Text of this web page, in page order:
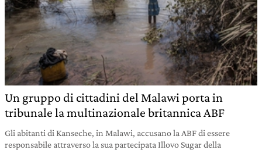
Un gruppo di cittadini del Malawi porta in
tribunale la multinazionale britannica ABF
Gli abitanti di Kanseche, in Malawi, accusano la ABF di essere
responsabile attraverso la sua partecipata Illovo Sugar della